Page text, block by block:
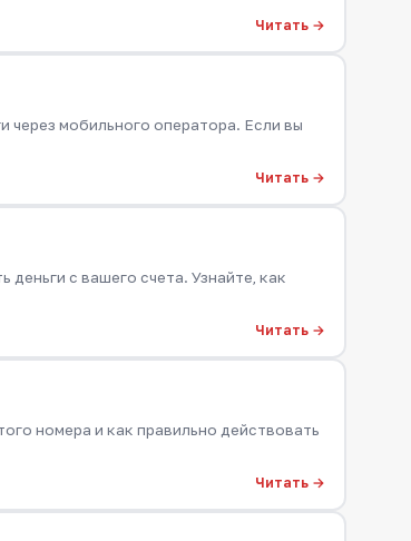
Читать →
через мобильного оператора. Если вы
Читать →
с вашего счета. Узнайте, как
Читать →
номера и как правильно действовать
Читать →